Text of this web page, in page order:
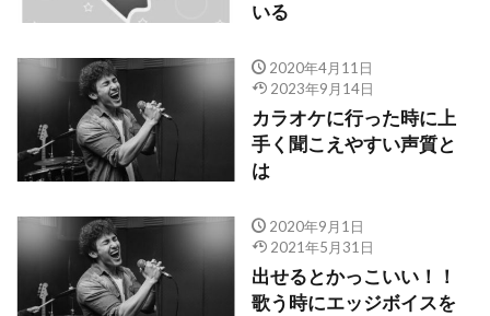
いる
2020年4月11日
2023年9月14日
カラオケに行った時に上
手く聞こえやすい声質と
は
2020年9月1日
2021年5月31日
出せるとかっこいい！！
歌う時にエッジボイスを